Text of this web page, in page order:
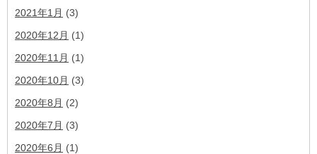
2021年1月 (3)
2020年12月 (1)
2020年11月 (1)
2020年10月 (3)
2020年8月 (2)
2020年7月 (3)
2020年6月 (1)